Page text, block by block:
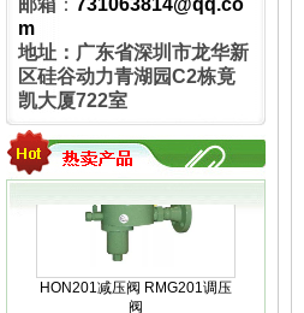
邮箱 ： 731063814@qq.co
m
地址：广东省深圳市龙华新
区硅谷动力青湖园C2栋竟
凯大厦722室
RMG402减压阀 HON402调压
器
HON201减压阀 RMG201调压